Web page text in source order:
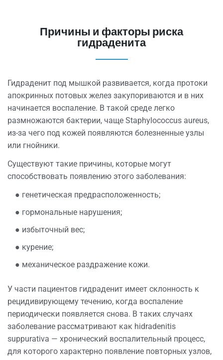
Причины и факторы риска
гидраденита
Гидраденит под мышкой развивается, когда протоки
апокринных потовых желез закупориваются и в них
начинается воспаление. В такой среде легко
размножаются бактерии, чаще Staphylococcus aureus,
из-за чего под кожей появляются болезненные узлы
или гнойники.
Существуют такие причины, которые могут
способствовать появлению этого заболевания:
● генетическая предрасположенность;
● гормональные нарушения;
● избыточный вес;
● курение;
● механическое раздражение кожи.
У части пациентов гидраденит имеет склонность к
рецидивирующему течению, когда воспаление
периодически появляется снова. В таких случаях
заболевание рассматривают как hidradenitis
suppurativa — хронический воспалительный процесс,
для которого характерно появление повторных узлов,